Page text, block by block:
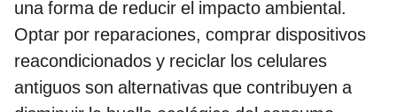
una forma de reducir el impacto ambiental.
Optar por reparaciones, comprar dispositivos
reacondicionados y reciclar los celulares
antiguos son alternativas que contribuyen a